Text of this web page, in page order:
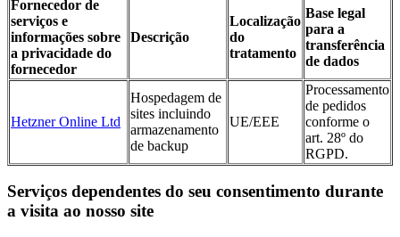
Fornecedor de
serviços e
informações sobre
a privacidade do
fornecedor
Descrição
Localização
do
tratamento
Base legal
para a
transferência
de dados
Hetzner Online Ltd
Hospedagem de
sites incluindo
armazenamento
de backup
UE/EEE
Processamento
de pedidos
conforme o
art. 28º do
RGPD.
Serviços dependentes do seu consentimento durante
a visita ao nosso site